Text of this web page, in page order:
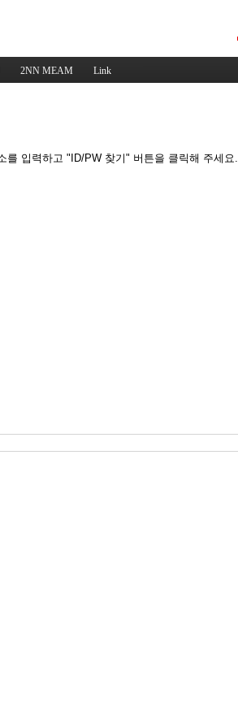
2NN MEAM Link
를 입력하고 "ID/PW 찾기" 버튼을 클릭해 주세요.